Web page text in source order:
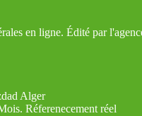
en ligne. Édité par
Alger
Réferenecement réel